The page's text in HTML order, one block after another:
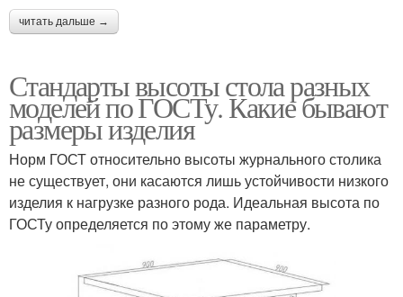
читать дальше →
Стандарты высоты стола разных
моделей по ГОСТу. Какие бывают
размеры изделия
Норм ГОСТ относительно высоты журнального столика
не существует, они касаются лишь устойчивости низкого
изделия к нагрузке разного рода. Идеальная высота по
ГОСТу определяется по этому же параметру.